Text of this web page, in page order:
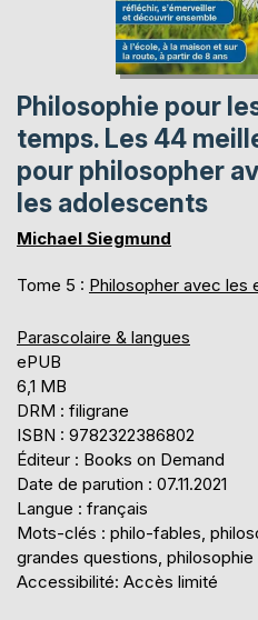
Philosophie pour
temps. Les 44
pour philosopher
les adolescents
Michael Siegmund
Tome 5 : Philosopher avec les
Parascolaire & langues
ePUB
6,1 MB
DRM : filigrane
ISBN : 9782322386802
Éditeur : Books on Demand
Date de parution : 07.11.2021
Langue : français
Mots-clés : philo-fables,
grandes questions,
Accessibilité: Accès limité